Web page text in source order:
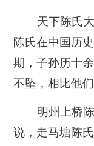
天下陈氏
陈氏在中国历
期，子孙历十
不坠，相比他
明州上桥
说，走马塘陈